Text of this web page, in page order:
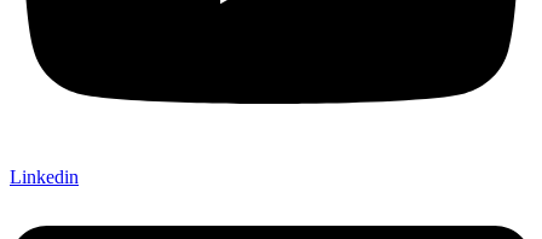
Linkedin